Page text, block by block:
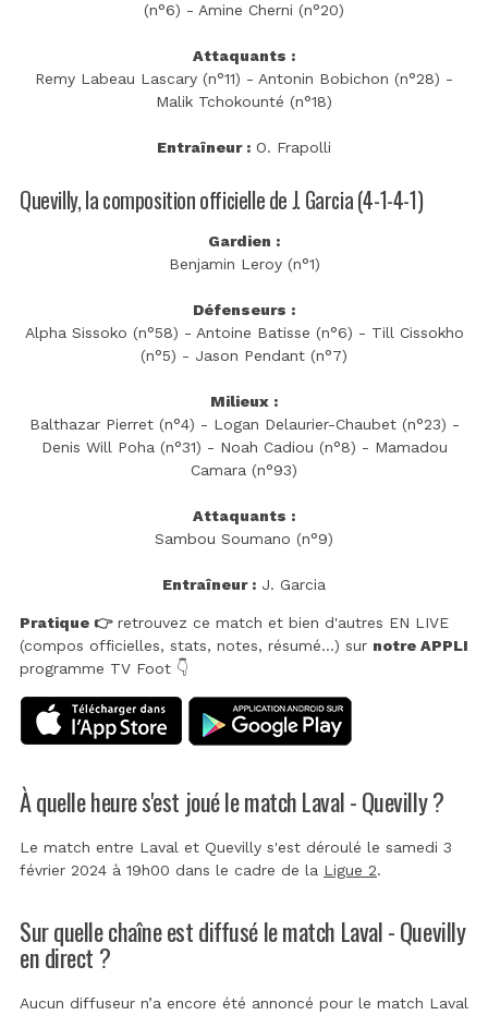
(n°6) - Amine Cherni (n°20)
Attaquants :
Remy Labeau Lascary (n°11) - Antonin Bobichon (n°28) -
Malik Tchokounté (n°18)
Entraîneur : O. Frapolli
Quevilly, la composition officielle de J. Garcia (4-1-4-1)
Gardien :
Benjamin Leroy (n°1)
Défenseurs :
Alpha Sissoko (n°58) - Antoine Batisse (n°6) - Till Cissokho
(n°5) - Jason Pendant (n°7)
Milieux :
Balthazar Pierret (n°4) - Logan Delaurier-Chaubet (n°23) -
Denis Will Poha (n°31) - Noah Cadiou (n°8) - Mamadou
Camara (n°93)
Attaquants :
Sambou Soumano (n°9)
Entraîneur : J. Garcia
Pratique 👉retrouvez ce match et bien d'autres EN LIVE
(compos officielles, stats, notes, résumé...) sur notre APPLI
programme TV Foot 👇
À quelle heure s'est joué le match Laval - Quevilly ?
Le match entre Laval et Quevilly s'est déroulé le samedi 3
février 2024 à 19h00 dans le cadre de la Ligue 2.
Sur quelle chaîne est diffusé le match Laval - Quevilly
en direct ?
Aucun diffuseur n’a encore été annoncé pour le match Laval